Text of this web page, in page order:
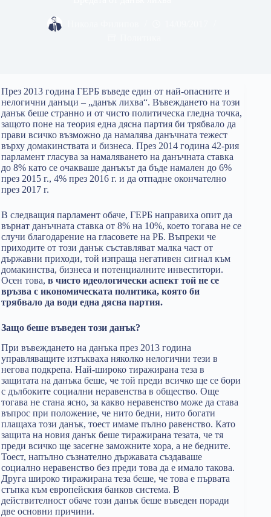
През 2013 година ГЕРБ въведе един от най-опасните и
нелогични данъци – „данък лихва“. Въвеждането на този
данък беше странно и от чисто политическа гледна точка,
защото поне на теория една дясна партия би трябвало да
прави всичко възможно да намалява данъчната тежест
върху домакинствата и бизнеса. През 2014 година 42-рия
парламент гласува за намаляването на данъчната ставка
до 8% като се очакваше данъкът да бъде намален до 6%
през 2015 г., 4% през 2016 г. и да отпадне окончателно
през 2017 г.
В следващия парламент обаче, ГЕРБ направиха опит да
върнат данъчната ставка от 8% на 10%, което тогава не се
случи благодарение на гласовете на РБ. Въпреки че
приходите от този данък съставляват малка част от
държавни приходи, той изпраща негативен сигнал към
домакинства, бизнеса и потенциалните инвеститори.
Осен това, в чисто идеологически аспект той не се
връзва с икономическата политика, която би
трябвало да води една дясна партия.
Защо беше въведен този данък?
При въвеждането на данъка през 2013 година
управляващите изтъкваха няколко нелогични тези в
негова подкрепа. Най-широко тиражирана теза в
защитата на данъка беше, че той преди всичко ще се бори
с дълбоките социални неравенства в общество. Още
тогава не стана ясно, за какво неравенство може да става
въпрос при положение, че нито бедни, нито богати
плащаха този данък, тоест имаме пълно равенство. Като
защита на новия данък беше тиражирана тезата, че тя
преди всичко ще засегне заможните хора, а не бедните.
Тоест, напълно съзнателно държавата създаваше
социално неравенство без преди това да е имало такова.
Друга широко тиражирана теза беше, че това е първата
стъпка към европейския банков система. В
действителност обаче този данък беше въведен поради
две основни причини.